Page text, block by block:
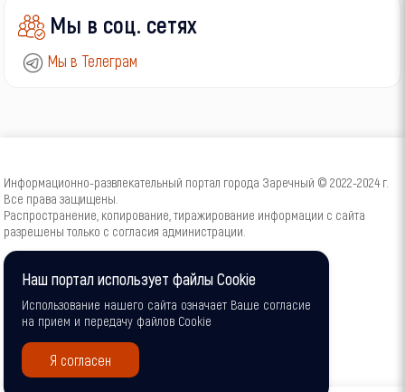
Мы в соц. сетях
Мы в Телеграм
Информационно-развлекательный портал города Заречный © 2022-2024 г.
Все права защищены.
Распространение, копирование, тиражирование информации с сайта
разрешены только с согласия администрации.
16+Наш портал использует файлы Cookie
Использование нашего сайта означает Ваше согласие
на прием и передачу файлов Cookie
Я согласен